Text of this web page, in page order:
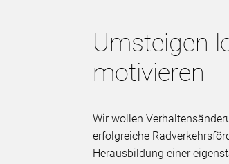
Umsteigen
motivieren
Wir wollen
erfolgreiche
Herausbildung einer